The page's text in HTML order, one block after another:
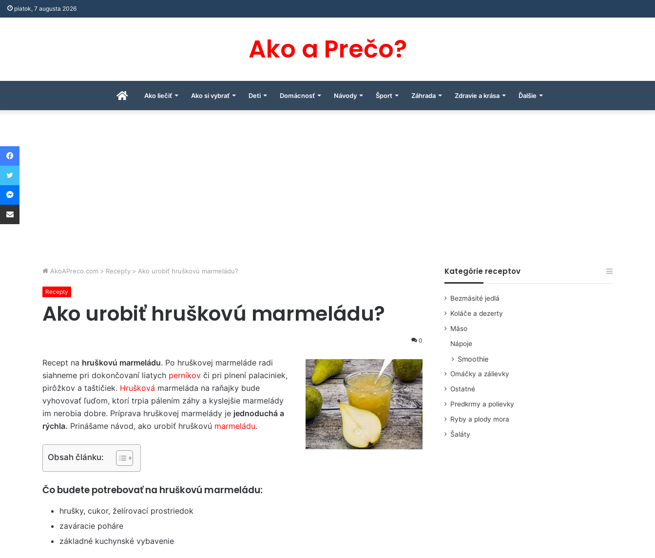
piatok, 7 augusta 2026
Ako a Prečo?
ÚvodnáAko liečiť Ako si vybrať Deti Domácnosť Návody Šport Záhrada Zdravie a krása Ďalšie
AkoAPreco.com > Recepty > Ako urobiť hruškovú marmeládu?
Recepty
Ako urobiť hruškovú marmeládu?
0
Recept na hruškovú marmeládu. Po hruškovej marmeláde radi
siahneme pri dokončovaní liatych perníkov či pri plnení palaciniek,
pirôžkov a taštičiek. Hrušková marmeláda na raňajky bude
vyhovovať ľuďom, ktorí trpia pálením záhy a kyslejšie marmelády
im nerobia dobre. Príprava hruškovej marmelády je jednoduchá a
rýchla. Prinášame návod, ako urobiť hruškovú marmeládu.
Obsah článku:
Čo budete potrebovať na hruškovú marmeládu:
hrušky, cukor, želírovací prostriedok
zaváracie poháre
základné kuchynské vybavenie
Kategórie receptov
Bezmäsité jedlá
Koláče a dezerty
Mäso
Nápoje
Smoothie
Omáčky a zálievky
Ostatné
Predkrmy a polievky
Ryby a plody mora
Šaláty
Facebook
Twitter
Messenger
Share via Email